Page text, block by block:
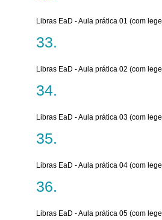
Libras EaD - Aula prática 01 (com
Libras EaD - Aula prática 02 (com
Libras EaD - Aula prática 03 (com
Libras EaD - Aula prática 04 (com
Libras EaD - Aula prática 05 (com